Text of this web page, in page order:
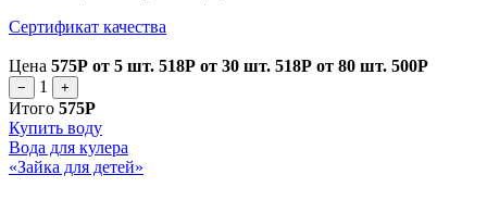
Сертификат качества
Цена 575Р от 5 шт. 518Р от 30 шт. 518Р от 80 шт. 500Р
− 1 +
Итого 575Р
Купить воду
Вода для кулера
«Зайка для детей»